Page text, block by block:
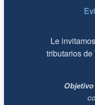
Le
tributarios